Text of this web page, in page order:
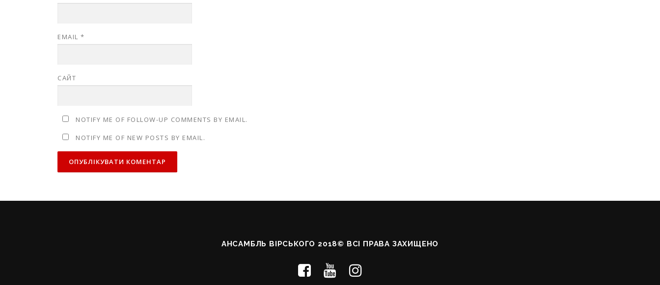
EMAIL *
САЙТ
NOTIFY ME OF FOLLOW-UP COMMENTS BY EMAIL.
NOTIFY ME OF NEW POSTS BY EMAIL.
АНСАМБЛЬ ВІРСЬКОГО 2018© ВСІ ПРАВА ЗАХИЩЕНО